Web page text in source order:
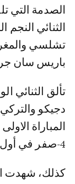
الصدمة التي
الثنائي النجم
تشلسي
باريس سان
تألق الثنائي
دجيكو
المباراة
4-صفر في أول ظهور واعد لبطل إيطاليا.
كذلك، شهدت